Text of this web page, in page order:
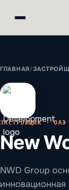
ГЛАВНАЯ/
ЗАСТРОЙЩИК · ОАЭ
New
NWD Group